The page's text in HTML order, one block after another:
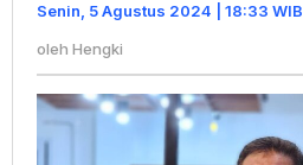
Senin, 5 Agustus 2024 | 18:33 WIB
oleh Hengki